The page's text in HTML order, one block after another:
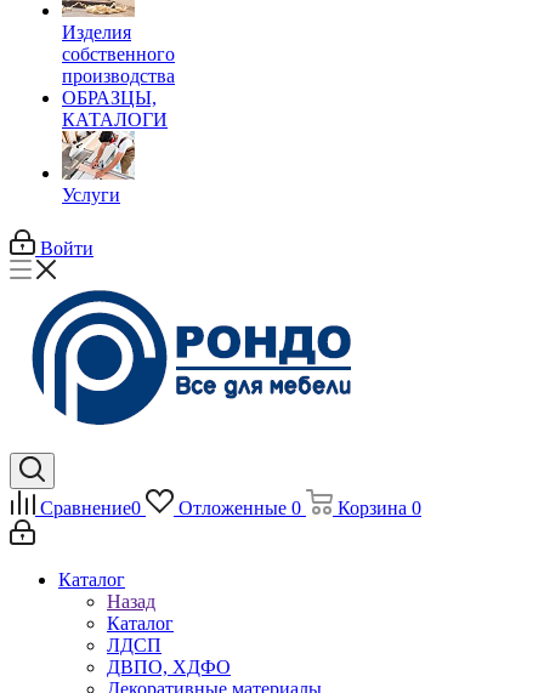
Изделия
собственного
производства
ОБРАЗЦЫ,
КАТАЛОГИ
Услуги
Войти
Сравнение0 Отложенные 0 Корзина 0
Каталог
Назад
Каталог
ЛДСП
ДВПО, ХДФО
Декоративные материалы